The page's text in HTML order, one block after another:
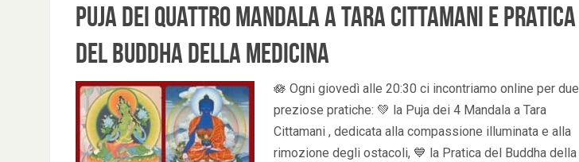
Puja dei Quattro Mandala a Tara Cittamani e Pratica
del Buddha della Medicina
🪷 Ogni giovedì alle 20:30 ci incontriamo online per due
preziose pratiche: 💚 la Puja dei 4 Mandala a Tara
Cittamani , dedicata alla compassione illuminata e alla
rimozione degli ostacoli, 💙 la Pratica del Buddha della